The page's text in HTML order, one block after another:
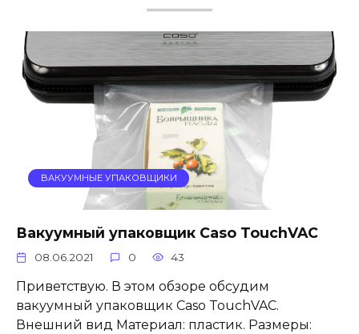
ВАКУУМНЫЕ УПАКОВЩИКИ
Вакуумный упаковщик Caso TouchVAC
08.06.2021 0 43
Приветствую. В этом обзоре обсудим
вакуумный упаковщик Caso TouchVAC.
Внешний вид Материал: пластик. Размеры: